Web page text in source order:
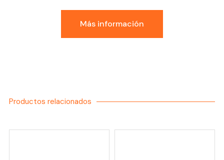
Más información
Productos relacionados